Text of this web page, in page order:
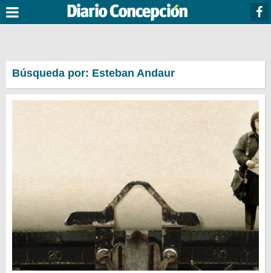
Búsqueda por: Esteban Andaur